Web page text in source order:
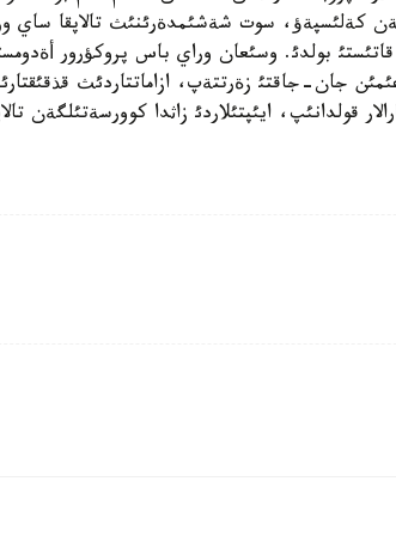
كةلئسپةؤ، سوت شةشئمدةرئنئث تالاپقا ساي
بولدئ. وسئعان وراي باس پروكؤرور
جان-جاقتئ زةرتتةپ، ازاماتتاردئث
قولدانئپ، ايئپتئلاردئ زاثدا كوورسةتئلگةن